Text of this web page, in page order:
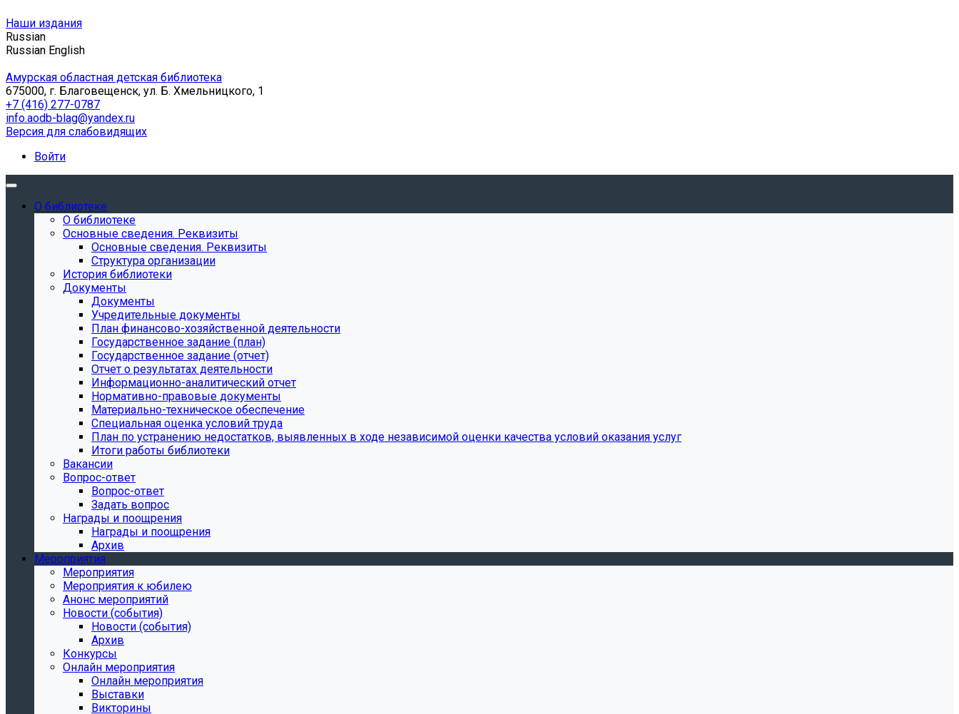
Наши издания
Russian
Russian English
Амурская областная детская библиотека
675000, г. Благовещенск, ул. Б. Хмельницкого, 1
+7 (416) 277-0787
info.aodb-blag@yandex.ru
Версия для слабовидящих
Войти
О библиотеке
О библиотеке
Основные сведения. Реквизиты
Основные сведения. Реквизиты
Структура организации
История библиотеки
Документы
Документы
Учредительные документы
План финансово-хозяйственной деятельности
Государственное задание (план)
Государственное задание (отчет)
Отчет о результатах деятельности
Информационно-аналитический отчет
Нормативно-правовые документы
Материально-техническое обеспечение
Специальная оценка условий труда
План по устранению недостатков, выявленных в ходе независимой оценки качества условий оказания услуг
Итоги работы библиотеки
Вакансии
Вопрос-ответ
Вопрос-ответ
Задать вопрос
Награды и поощрения
Награды и поощрения
Архив
Мероприятия
Мероприятия
Мероприятия к юбилею
Анонс мероприятий
Новости (события)
Новости (события)
Архив
Конкурсы
Онлайн мероприятия
Онлайн мероприятия
Выставки
Викторины